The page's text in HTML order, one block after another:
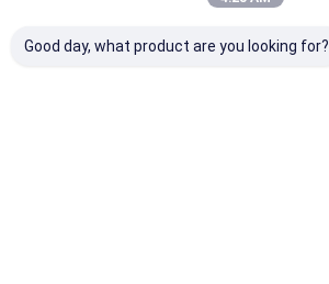
Good day, what product are you looking for?